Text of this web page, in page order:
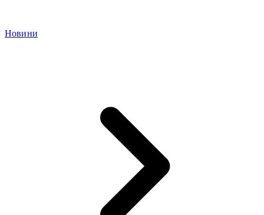
Новини